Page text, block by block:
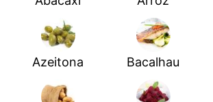
Azeitona Bacalhau